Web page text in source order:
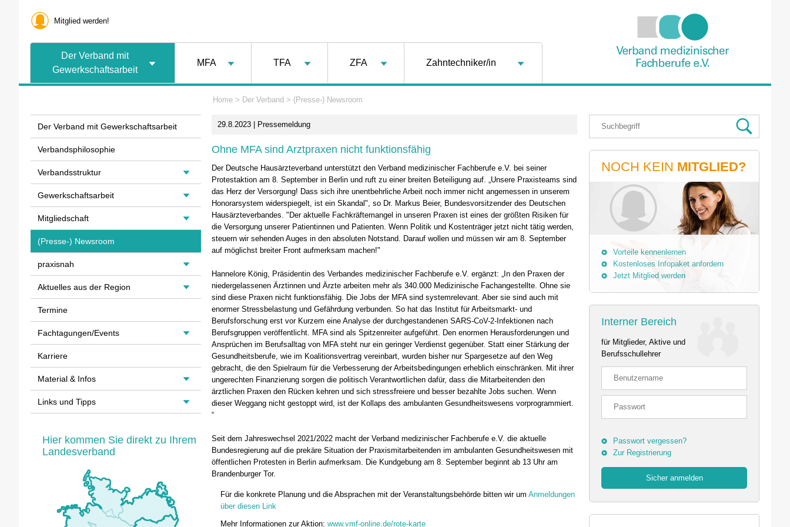
Mitglied werden!
Der Verband mit
Gewerkschaftsarbeit
MFA TFA ZFA Zahntechniker/in
Home > Der Verband > (Presse-) Newsroom
29.8.2023 | Pressemeldung
Ohne MFA sind Arztpraxen nicht funktionsfähig
Der Deutsche Hausärzteverband unterstützt den Verband medizinischer Fachberufe e.V. bei seiner
Protestaktion am 8. September in Berlin und ruft zu einer breiten Beteiligung auf. „Unsere Praxisteams sind
das Herz der Versorgung! Dass sich ihre unentbehrliche Arbeit noch immer nicht angemessen in unserem
Honorarsystem widerspiegelt, ist ein Skandal", so Dr. Markus Beier, Bundesvorsitzender des Deutschen
Hausärzteverbandes. "Der aktuelle Fachkräftemangel in unseren Praxen ist eines der größten Risiken für
die Versorgung unserer Patientinnen und Patienten. Wenn Politik und Kostenträger jetzt nicht tätig werden,
steuern wir sehenden Auges in den absoluten Notstand. Darauf wollen und müssen wir am 8. September
auf möglichst breiter Front aufmerksam machen!"
Hannelore König, Präsidentin des Verbandes medizinischer Fachberufe e.V. ergänzt: „In den Praxen der
niedergelassenen Ärztinnen und Ärzte arbeiten mehr als 340.000 Medizinische Fachangestellte. Ohne sie
sind diese Praxen nicht funktionsfähig. Die Jobs der MFA sind systemrelevant. Aber sie sind auch mit
enormer Stressbelastung und Gefährdung verbunden. So hat das Institut für Arbeitsmarkt- und
Berufsforschung erst vor Kurzem eine Analyse der durchgestandenen SARS-CoV-2-Infektionen nach
Berufsgruppen veröffentlicht. MFA sind als Spitzenreiter aufgeführt. Den enormen Herausforderungen und
Ansprüchen im Berufsalltag von MFA steht nur ein geringer Verdienst gegenüber. Statt einer Stärkung der
Gesundheitsberufe, wie im Koalitionsvertrag vereinbart, wurden bisher nur Spargesetze auf den Weg
gebracht, die den Spielraum für die Verbesserung der Arbeitsbedingungen erheblich einschränken. Mit ihrer
ungerechten Finanzierung sorgen die politisch Verantwortlichen dafür, dass die Mitarbeitenden den
ärztlichen Praxen den Rücken kehren und sich stressfreiere und besser bezahlte Jobs suchen. Wenn
dieser Weggang nicht gestoppt wird, ist der Kollaps des ambulanten Gesundheitswesens vorprogrammiert.
“
Seit dem Jahreswechsel 2021/2022 macht der Verband medizinischer Fachberufe e.V. die aktuelle
Bundesregierung auf die prekäre Situation der Praxismitarbeitenden im ambulanten Gesundheitswesen mit
öffentlichen Protesten in Berlin aufmerksam. Die Kundgebung am 8. September beginnt ab 13 Uhr am
Brandenburger Tor.
Für die konkrete Planung und die Absprachen mit der Veranstaltungsbehörde bitten wir um Anmeldungen
über diesen Link
Mehr Informationen zur Aktion: www.vmf-online.de/rote-karte
NOCH KEIN MITGLIED?
Vorteile kennenlernen
Kostenloses Infopaket anfordern
Jetzt Mitglied werden
Interner Bereich
für Mitglieder, Aktive und
Berufsschullehrer
Passwort vergessen?
Zur Registrierung
Der Verband mit Gewerkschaftsarbeit
Verbandsphilosophie
Verbandsstruktur
Gewerkschaftsarbeit
Mitgliedschaft
(Presse-) Newsroom
praxisnah
Aktuelles aus der Region
Termine
Fachtagungen/Events
Karriere
Material & Infos
Links und Tipps
Hier kommen Sie direkt zu Ihrem
Landesverband